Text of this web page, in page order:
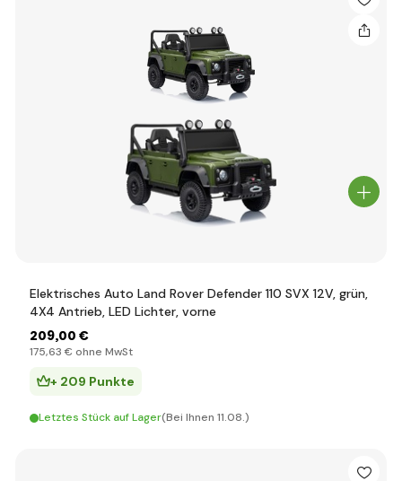
Elektrisches Auto Land Rover Defender 110 SVX 12V, grün,
4X4 Antrieb, LED Lichter, vorne
209,00 €
175,63 € ohne MwSt
+ 209 Punkte
Letztes Stück auf Lager(Bei Ihnen 11.08.)